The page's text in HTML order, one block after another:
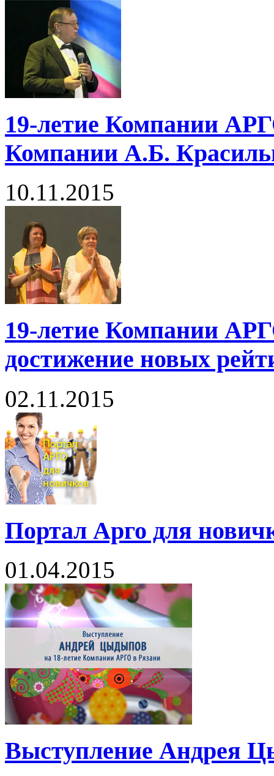
19-летие Компании
Компании А.Б.
10.11.2015
19-летие Компании
достижение новых
02.11.2015
Портал Арго для
01.04.2015
Выступление Андрея